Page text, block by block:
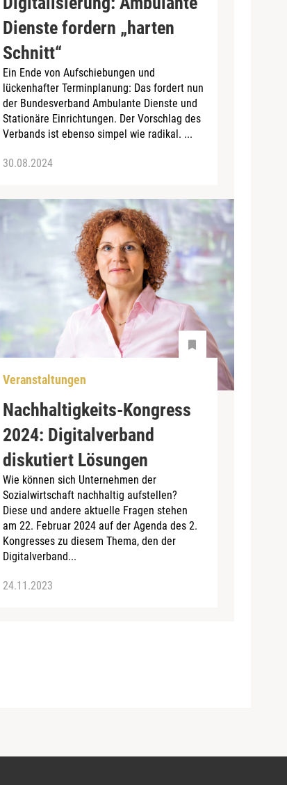
Dienste fordern „harten
Schnitt“
Ein Ende von Aufschiebungen und
lückenhafter Terminplanung: Das fordert nun
der Bundesverband Ambulante Dienste und
Stationäre Einrichtungen. Der Vorschlag des
Verbands ist ebenso simpel wie radikal. ...
30.08.2024
Veranstaltungen
Nachhaltigkeits-Kongress
2024: Digitalverband
diskutiert Lösungen
Wie können sich Unternehmen der
Sozialwirtschaft nachhaltig aufstellen?
Diese und andere aktuelle Fragen stehen
am 22. Februar 2024 auf der Agenda des 2.
Kongresses zu diesem Thema, den der
Digitalverband...
24.11.2023